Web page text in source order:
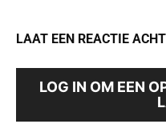
LAAT EEN REACTIE
LOG IN OM EEN